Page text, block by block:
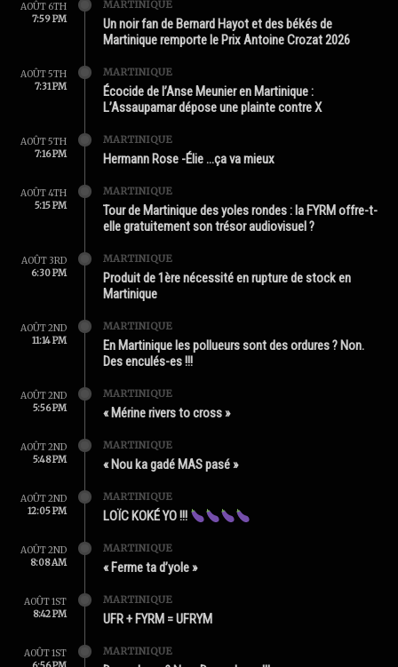
AOÛT 6TH
7:59 PM
MARTINIQUE
Un noir fan de Bernard Hayot et des békés de
Martinique remporte le Prix Antoine Crozat 2026
AOÛT 5TH
7:31 PM
MARTINIQUE
Écocide de l’Anse Meunier en Martinique :
L’Assaupamar dépose une plainte contre X
AOÛT 5TH
7:16 PM
MARTINIQUE
Hermann Rose -Élie …ça va mieux
AOÛT 4TH
5:15 PM
MARTINIQUE
Tour de Martinique des yoles rondes : la FYRM offre-t-
elle gratuitement son trésor audiovisuel ?
AOÛT 3RD
6:30 PM
MARTINIQUE
Produit de 1ère nécessité en rupture de stock en
Martinique
AOÛT 2ND
11:14 PM
MARTINIQUE
En Martinique les pollueurs sont des ordures ? Non.
Des enculés-es !!!
AOÛT 2ND
5:56 PM
MARTINIQUE
« Mérine rivers to cross »
AOÛT 2ND
5:48 PM
MARTINIQUE
« Nou ka gadé MAS pasé »
AOÛT 2ND
12:05 PM
MARTINIQUE
LOÏC KOKÉ YO !!!
AOÛT 2ND
8:08 AM
MARTINIQUE
« Ferme ta d’yole »
AOÛT 1ST
8:42 PM
MARTINIQUE
UFR + FYRM = UFRYM
AOÛT 1ST
MARTINIQUE